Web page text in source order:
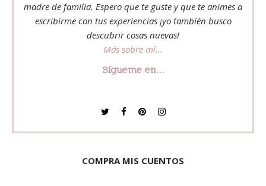
madre de familia. Espero que te guste y que te animes a
escribirme con tus experiencias ¡yo también busco
descubrir cosas nuevas!
Más sobre mí...
Sígueme en...
COMPRA MIS CUENTOS